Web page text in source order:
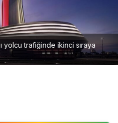
yolcu trafiğinde ikinci sıraya